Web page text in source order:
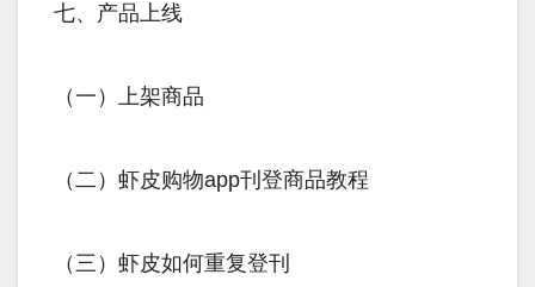
七、产品上线
（一）上架商品
（二）虾皮购物app刊登商品教程
（三）虾皮如何重复登刊